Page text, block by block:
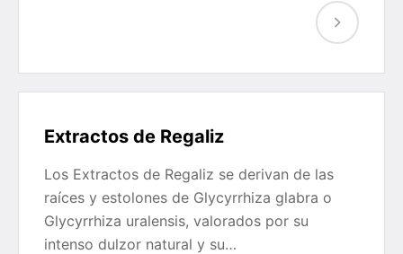
Extractos de Regaliz
Los Extractos de Regaliz se derivan de las
raíces y estolones de Glycyrrhiza glabra o
Glycyrrhiza uralensis, valorados por su
intenso dulzor natural y su…